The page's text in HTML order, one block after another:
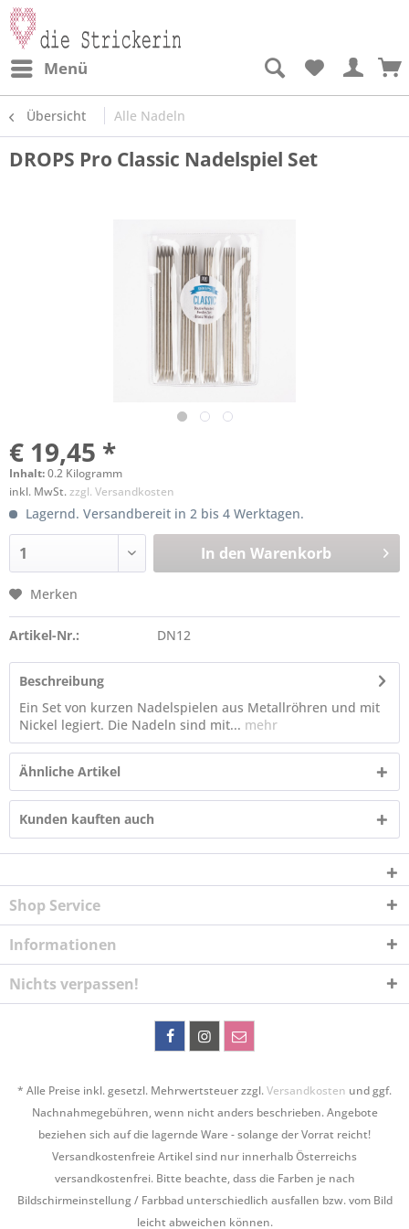
Menü
Übersicht Alle Nadeln
DROPS Pro Classic Nadelspiel Set
€ 19,45 *
Inhalt:0.2 Kilogramm
inkl. MwSt.zzgl. Versandkosten
Lagernd. Versandbereit in 2 bis 4 Werktagen.
In den Warenkorb
Merken
Artikel-Nr.: DN12
Beschreibung
Ein Set von kurzen Nadelspielen aus Metallröhren und mit
Nickel legiert. Die Nadeln sind mit... mehr
Ähnliche Artikel
Kunden kauften auch
Shop Service
Informationen
Nichts verpassen!
* Alle Preise inkl. gesetzl. Mehrwertsteuer zzgl.Versandkosten und ggf.
Nachnahmegebühren, wenn nicht anders beschrieben. Angebote
beziehen sich auf die lagernde Ware - solange der Vorrat reicht!
Versandkostenfreie Artikel sind nur innerhalb Österreichs
versandkostenfrei. Bitte beachte, dass die Farben je nach
Bildschirmeinstellung / Farbbad unterschiedlich ausfallen bzw. vom Bild
leicht abweichen können.